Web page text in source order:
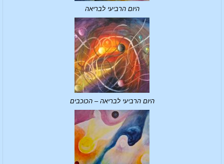
היום הרביעי לבריאה
היום הרביעי לבריאה – הכוכבים